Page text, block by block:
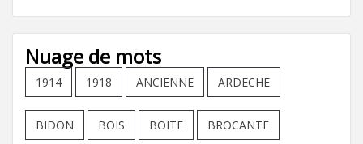
Nuage de mots
1914 1918 ANCIENNE ARDECHE
BIDON BOIS BOITE BROCANTE